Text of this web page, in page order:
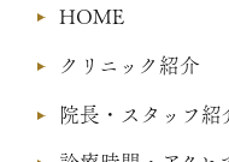
HOME
クリニック紹介
院長・スタッフ紹